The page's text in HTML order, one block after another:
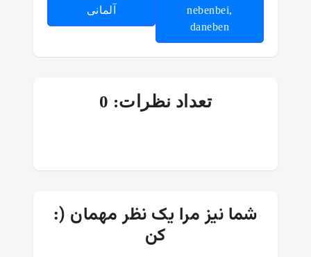
آلمانی
nebenbei,
daneben
تعداد نظرات: 0
:) شما نیز مرا یک نظر مهمان
کن